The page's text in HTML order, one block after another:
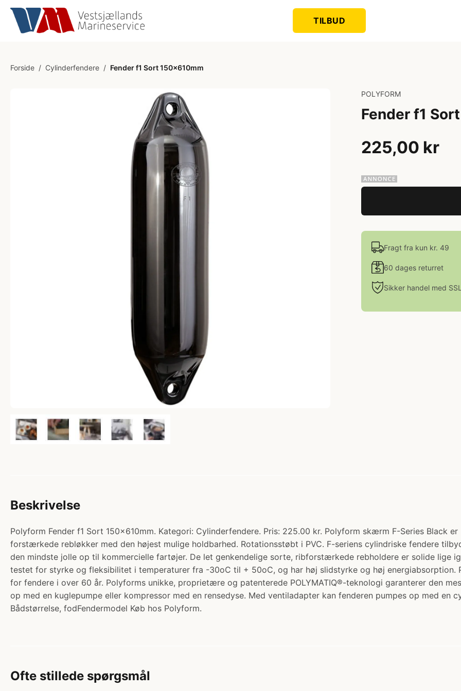
TILBUD
Forside / Cylinderfendere / Fender f1 Sort 150x610mm
POLYFORM
Fender f1
225,00 kr
Fragt fra kun kr. 49
60 dages returret
Sikker handel med
Beskrivelse
Polyform Fender f1 Sort 150x610mm. Kategori: Cylinderfendere. Pris: 225.00 kr. Polyform skærm F-Series Black
forstærkede rebløkker med den højest mulige holdbarhed. Rotationsstøbt i PVC. F-seriens cylindriske fendere
den mindste jolle op til kommercielle fartøjer. De let genkendelige sorte, ribforstærkede rebholdere er solide lige
testet for styrke og fleksibilitet i temperaturer fra -30oC til + 50oC, og har høj slidstyrke og høj energiabsorption.
for fendere i over 60 år. Polyforms unikke, proprietære og patenterede POLYMATIQ®-teknologi garanterer den
op med en kuglepumpe eller kompressor med en rensedyse. Med ventiladapter kan fenderen pumpes op med en
Bådstørrelse, fodFendermodel Køb hos Polyform.
Ofte stillede spørgsmål